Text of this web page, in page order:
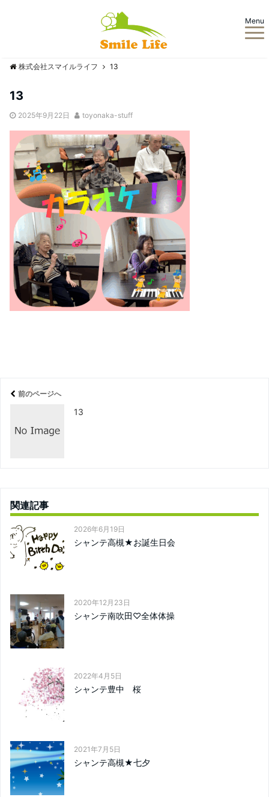
Menu
株式会社スマイルライフ 13
13
2025年9月22日 toyonaka-stuff
前のページへ
13
関連記事
2026年6月19日
シャンテ高槻★お誕生日会
2020年12月23日
シャンテ南吹田♡全体体操
2022年4月5日
シャンテ豊中 桜
2021年7月5日
シャンテ高槻★七夕